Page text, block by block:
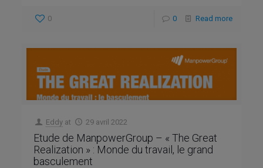
0 0 Read more
Eddy at 29 avril 2022
Etude de ManpowerGroup – « The Great
Realization » : Monde du travail, le grand
basculement